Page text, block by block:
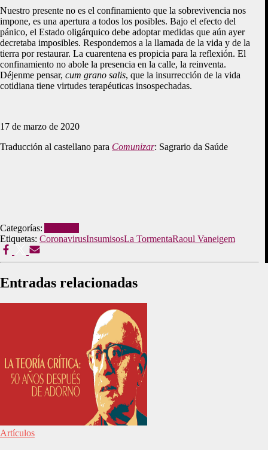
Nuestro presente no es el confinamiento que la sobrevivencia nos
impone, es una apertura a todos los posibles. Bajo el efecto del
pánico, el Estado oligárquico debe adoptar medidas que aún ayer
decretaba imposibles. Respondemos a la llamada de la vida y de la
tierra por restaurar. La cuarentena es propicia para la reflexión. El
confinamiento no abole la presencia en la calle, la reinventa.
Déjenme pensar, cum grano salis, que la insurrección de la vida
cotidiana tiene virtudes terapéuticas insospechadas.
17 de marzo de 2020
Traducción al castellano para Comunizar: Sagrario da Saúde
Categorías:
Etiquetas: CoronavirusInsumisosLa TormentaRaoul Vaneigem
Entradas relacionadas
Artículos